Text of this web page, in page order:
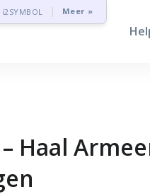
i2SYMBOL Meer »
Haal